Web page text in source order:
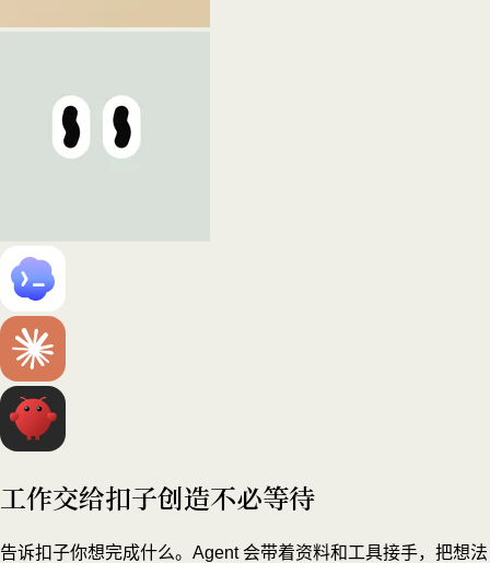
工作交给扣子创造不必等待
告诉扣子你想完成什么。Agent 会带着资料和工具接手，把想法